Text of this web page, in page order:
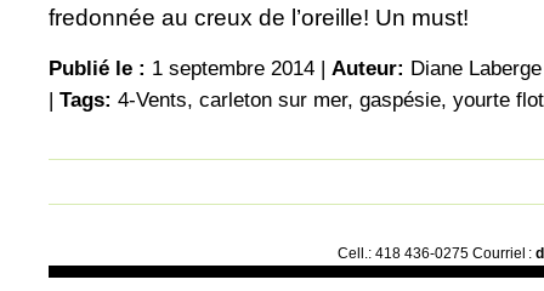
fredonnée au creux de l’oreille! Un must!
Publié le : 1 septembre 2014 | Auteur: Diane Laberge
| Tags: 4-Vents, carleton sur mer, gaspésie, yourte
Cell.: 418 436-0275 Courriel :